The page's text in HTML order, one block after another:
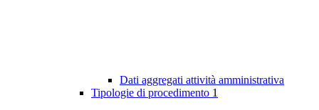
Dati aggregati attività amministrativa
Tipologie di procedimento 1